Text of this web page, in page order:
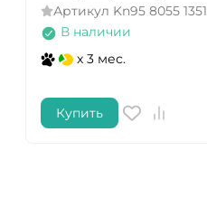
Артикул Kn95 8055 1351
В наличии
x 3 мес.
Купить